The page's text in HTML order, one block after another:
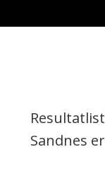
Sandnes